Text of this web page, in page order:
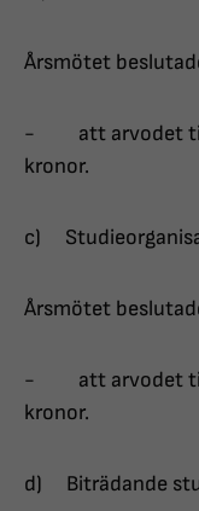
Årsmötet
- att arvodet till
kronor.
c)
Årsmötet
- att arvodet till
kronor.
d) Biträdande